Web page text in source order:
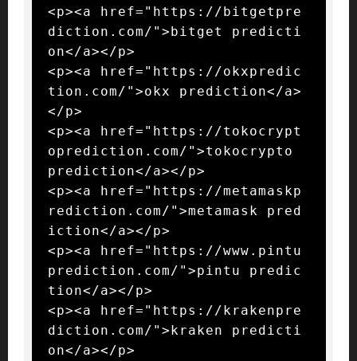
<p><a href="https://bitgetpre
diction.com/">bitget predicti
on</a></p>
<p><a href="https://okxpredic
tion.com/">okx prediction</a>
</p>
<p><a href="https://tokocrypt
oprediction.com/">tokocrypto
prediction</a></p>
<p><a href="https://metamaskp
rediction.com/">metamask pred
iction</a></p>
<p><a href="https://www.pintu
prediction.com/">pintu predic
tion</a></p>
<p><a href="https://krakenpre
diction.com/">kraken predicti
on</a></p>